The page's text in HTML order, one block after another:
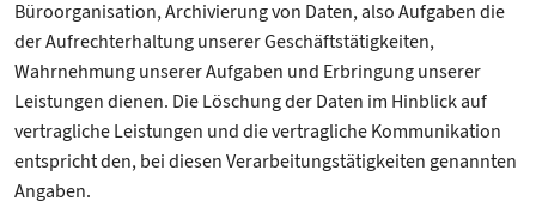
Büroorganisation, Archivierung von Daten, also Aufgaben die
der Aufrechterhaltung unserer Geschäftstätigkeiten,
Wahrnehmung unserer Aufgaben und Erbringung unserer
Leistungen dienen. Die Löschung der Daten im Hinblick auf
vertragliche Leistungen und die vertragliche Kommunikation
entspricht den, bei diesen Verarbeitungstätigkeiten genannten
Angaben.